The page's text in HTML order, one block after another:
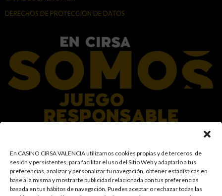
En CASINO CIRSA VALENCIA utilizamos cookies propias y de terceros, de
sesión y persistentes, para facilitar el uso del Sitio Web y adaptarlo a tus
preferencias, analizar y personalizar tu navegación, obtener estadísticas en
base a la misma y mostrarte publicidad relacionada con tus preferencias
basada en tus hábitos de navegación. Puedes aceptar o rechazar todas las
DERECHOS DE PROTECCIÓN DE DATOS
En el Grupo CIRSA promovemos una actitud responsable hacia el juego,
garantizando un entorno seguro y transparente para nuestros clientes y
facilitamos medidas e información para que el juego sea siempre diversión y
entretenimiento, sin utilizarse como vía para afrontar problemas económicos
o emocionales. El acceso está prohibido a menores de 18 años y a las
personas con acceso restringido conforme a los registros de prohibición y/o